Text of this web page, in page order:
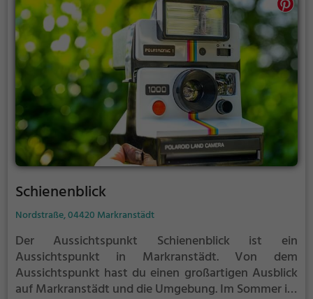
Schienenblick
Nordstraße, 04420 Markranstädt
Der Aussichtspunkt Schienenblick ist ein
Aussichtspunkt in Markranstädt. Von dem
Aussichtspunkt hast du einen großartigen Ausblick
auf Markranstädt und die Umgebung.Im Sommer ist